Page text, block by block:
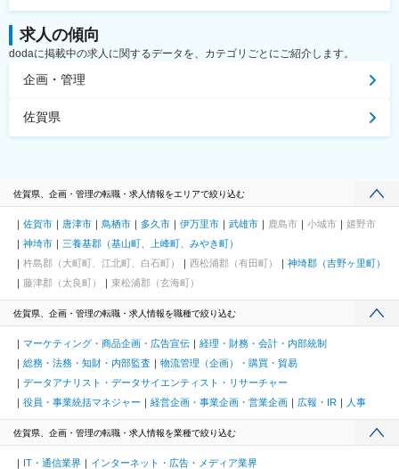
求人の傾向
dodaに掲載中の求人に関するデータを、カテゴリごとにご紹介します。
企画・管理
佐賀県
佐賀県、企画・管理の転職・求人情報をエリアで絞り込む
佐賀市 唐津市 鳥栖市 多久市 伊万里市 武雄市 鹿島市 小城市
嬉野市
神埼市
三養基郡（基山町、上峰町、みやき町）
杵島郡（大町町、江北町、白石町）
西松浦郡（有田町）
神埼郡（吉野ヶ里町）
藤津郡（太良町）
東松浦郡（玄海町）
佐賀県、企画・管理の転職・求人情報を職種で絞り込む
マーケティング・商品企画・広告宣伝
経理・財務・会計・内部統制
総務・法務・知財・内部監査
物流管理（企画）・購買・貿易
データアナリスト・データサイエンティスト・リサーチャー
役員・事業統括マネジャー
経営企画・事業企画・営業企画 広報・IR 人事
佐賀県、企画・管理の転職・求人情報を業種で絞り込む
IT・通信業界
インターネット・広告・メディア業界